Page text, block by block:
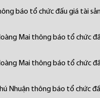
báo tổ chức đấu giá tài sản
Mai thông báo tổ chức
Mai thông báo tổ chức
Nhuận thông báo tổ chức